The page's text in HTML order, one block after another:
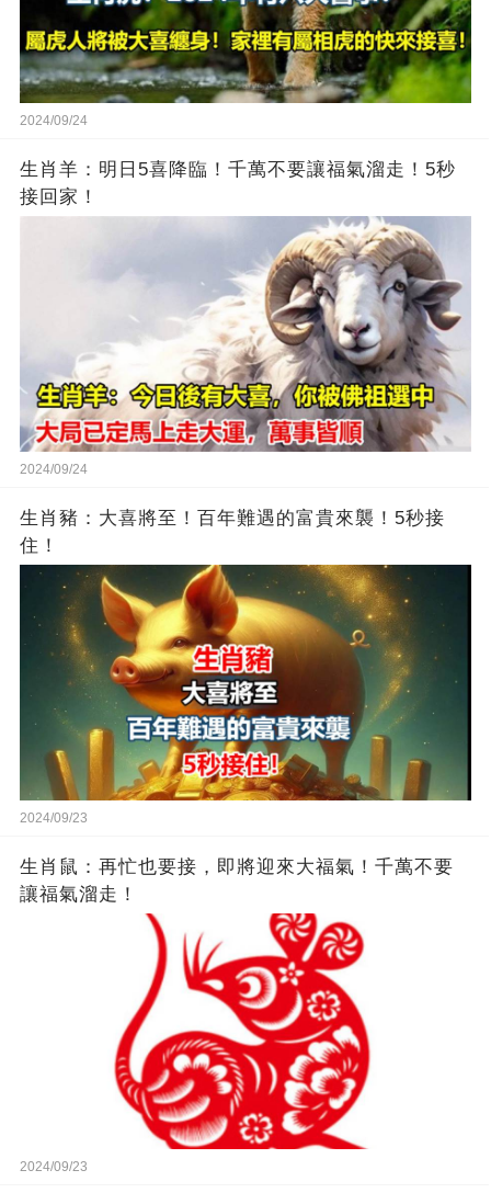
2024/09/24
生肖羊：明日5喜降臨！千萬不要讓福氣溜走！5秒
接回家！
2024/09/24
生肖豬：大喜將至！百年難遇的富貴來襲！5秒接
住！
2024/09/23
生肖鼠：再忙也要接，即將迎來大福氣！千萬不要
讓福氣溜走！
2024/09/23